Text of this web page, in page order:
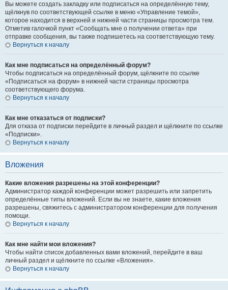
Вы можете создать закладку или подписаться на определённую тему,
щёлкнув по соответствующей ссылке в меню «Управление темой»,
которое находится в верхней и нижней части страницы просмотра тем.
Отметив галочкой пункт «Сообщать мне о получении ответа» при
отправке сообщения, вы также подпишетесь на соответствующую тему.
Вернуться к началу
Как мне подписаться на определённый форум?
Чтобы подписаться на определённый форум, щёлкните по ссылке
«Подписаться на форум» в нижней части страницы просмотра
соответствующего форума.
Вернуться к началу
Как мне отказаться от подписки?
Для отказа от подписки перейдите в личный раздел и щёлкните по ссылке
«Подписки».
Вернуться к началу
Вложения
Какие вложения разрешены на этой конференции?
Администратор каждой конференции может разрешить или запретить
определённые типы вложений. Если вы не знаете, какие вложения
разрешены, свяжитесь с администратором конференции для получения
помощи.
Вернуться к началу
Как мне найти мои вложения?
Чтобы найти список добавленных вами вложений, перейдите в ваш
личный раздел и щёлкните по ссылке «Вложения».
Вернуться к началу